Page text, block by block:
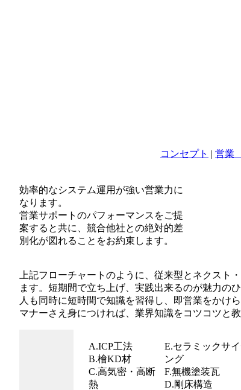
コンセプト | 営業
効率的なシステム運用が強い営業力に
なります。
営業サポートのパフォーマンスをご提
案すると共に、競合他社との絶対的差
別化が図れることをお約束します。
上記フローチャートのように、従来型とネクスト
ます。短期間で立ち上げ、実践出来るのが魅力の
人も同時に短時間で知識を習得し、即営業をかけ
マナーさえ身につければ、業界知識をコツコツと
A.ICP工法
B.檜KD材
C.高気密・高断
熱
E.セラミックサ
ング
F.無機塗装瓦
D.剛床構造